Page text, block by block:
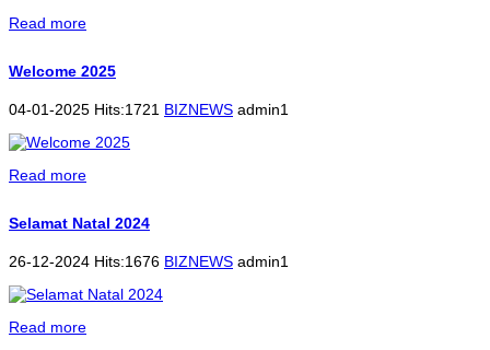
Read more
Welcome 2025
04-01-2025 Hits:1721 BIZNEWS admin1
Read more
Selamat Natal 2024
26-12-2024 Hits:1676 BIZNEWS admin1
Read more